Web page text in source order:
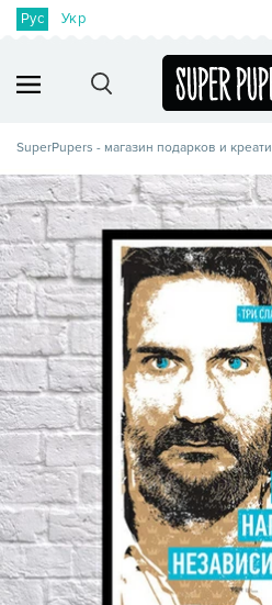
Рус Укр
SuperPupers - магазин подарков и